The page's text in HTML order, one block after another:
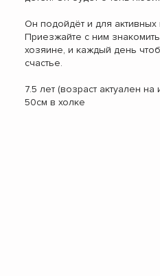
Он подойдёт и для
Приезжайте с ним
хозяине, и каждый день
счастье.
7.5 лет (возраст актуален на
50см в холке